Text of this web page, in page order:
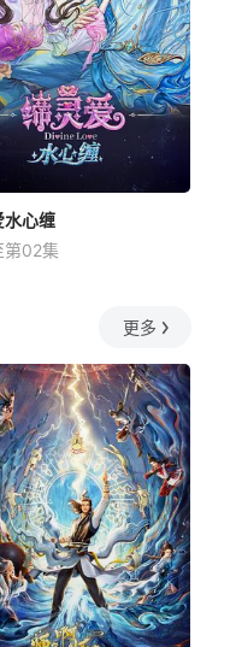
水心缠
第02集
更多